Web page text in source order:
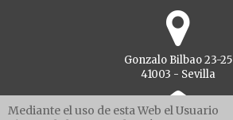
Gonzalo Bilbao 23-25
41003 - Sevilla
Mediante el uso de esta Web el Usuario